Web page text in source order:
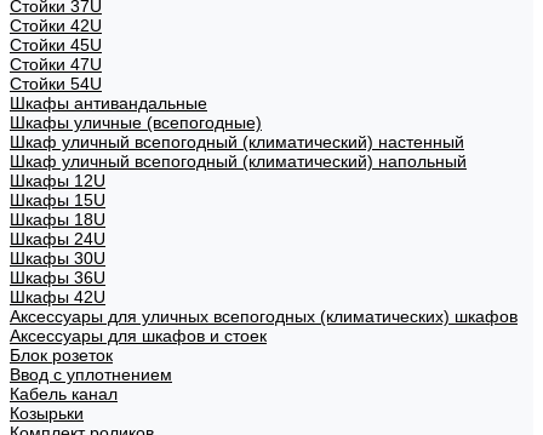
Стойки 37U
Стойки 42U
Стойки 45U
Стойки 47U
Стойки 54U
Шкафы антивандальные
Шкафы уличные (всепогодные)
Шкаф уличный всепогодный (климатический) настенный
Шкаф уличный всепогодный (климатический) напольный
Шкафы 12U
Шкафы 15U
Шкафы 18U
Шкафы 24U
Шкафы 30U
Шкафы 36U
Шкафы 42U
Аксессуары для уличных всепогодных (климатических) шкафов
Аксессуары для шкафов и стоек
Блок розеток
Ввод с уплотнением
Кабель канал
Козырьки